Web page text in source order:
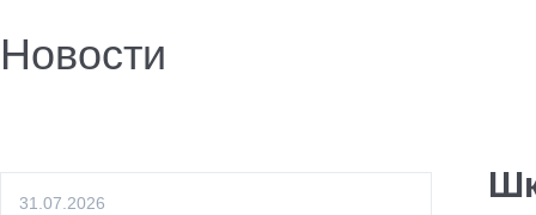
Новости
31.07.2026